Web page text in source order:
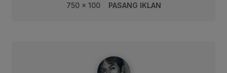
750 x 100 PASANG IKLAN